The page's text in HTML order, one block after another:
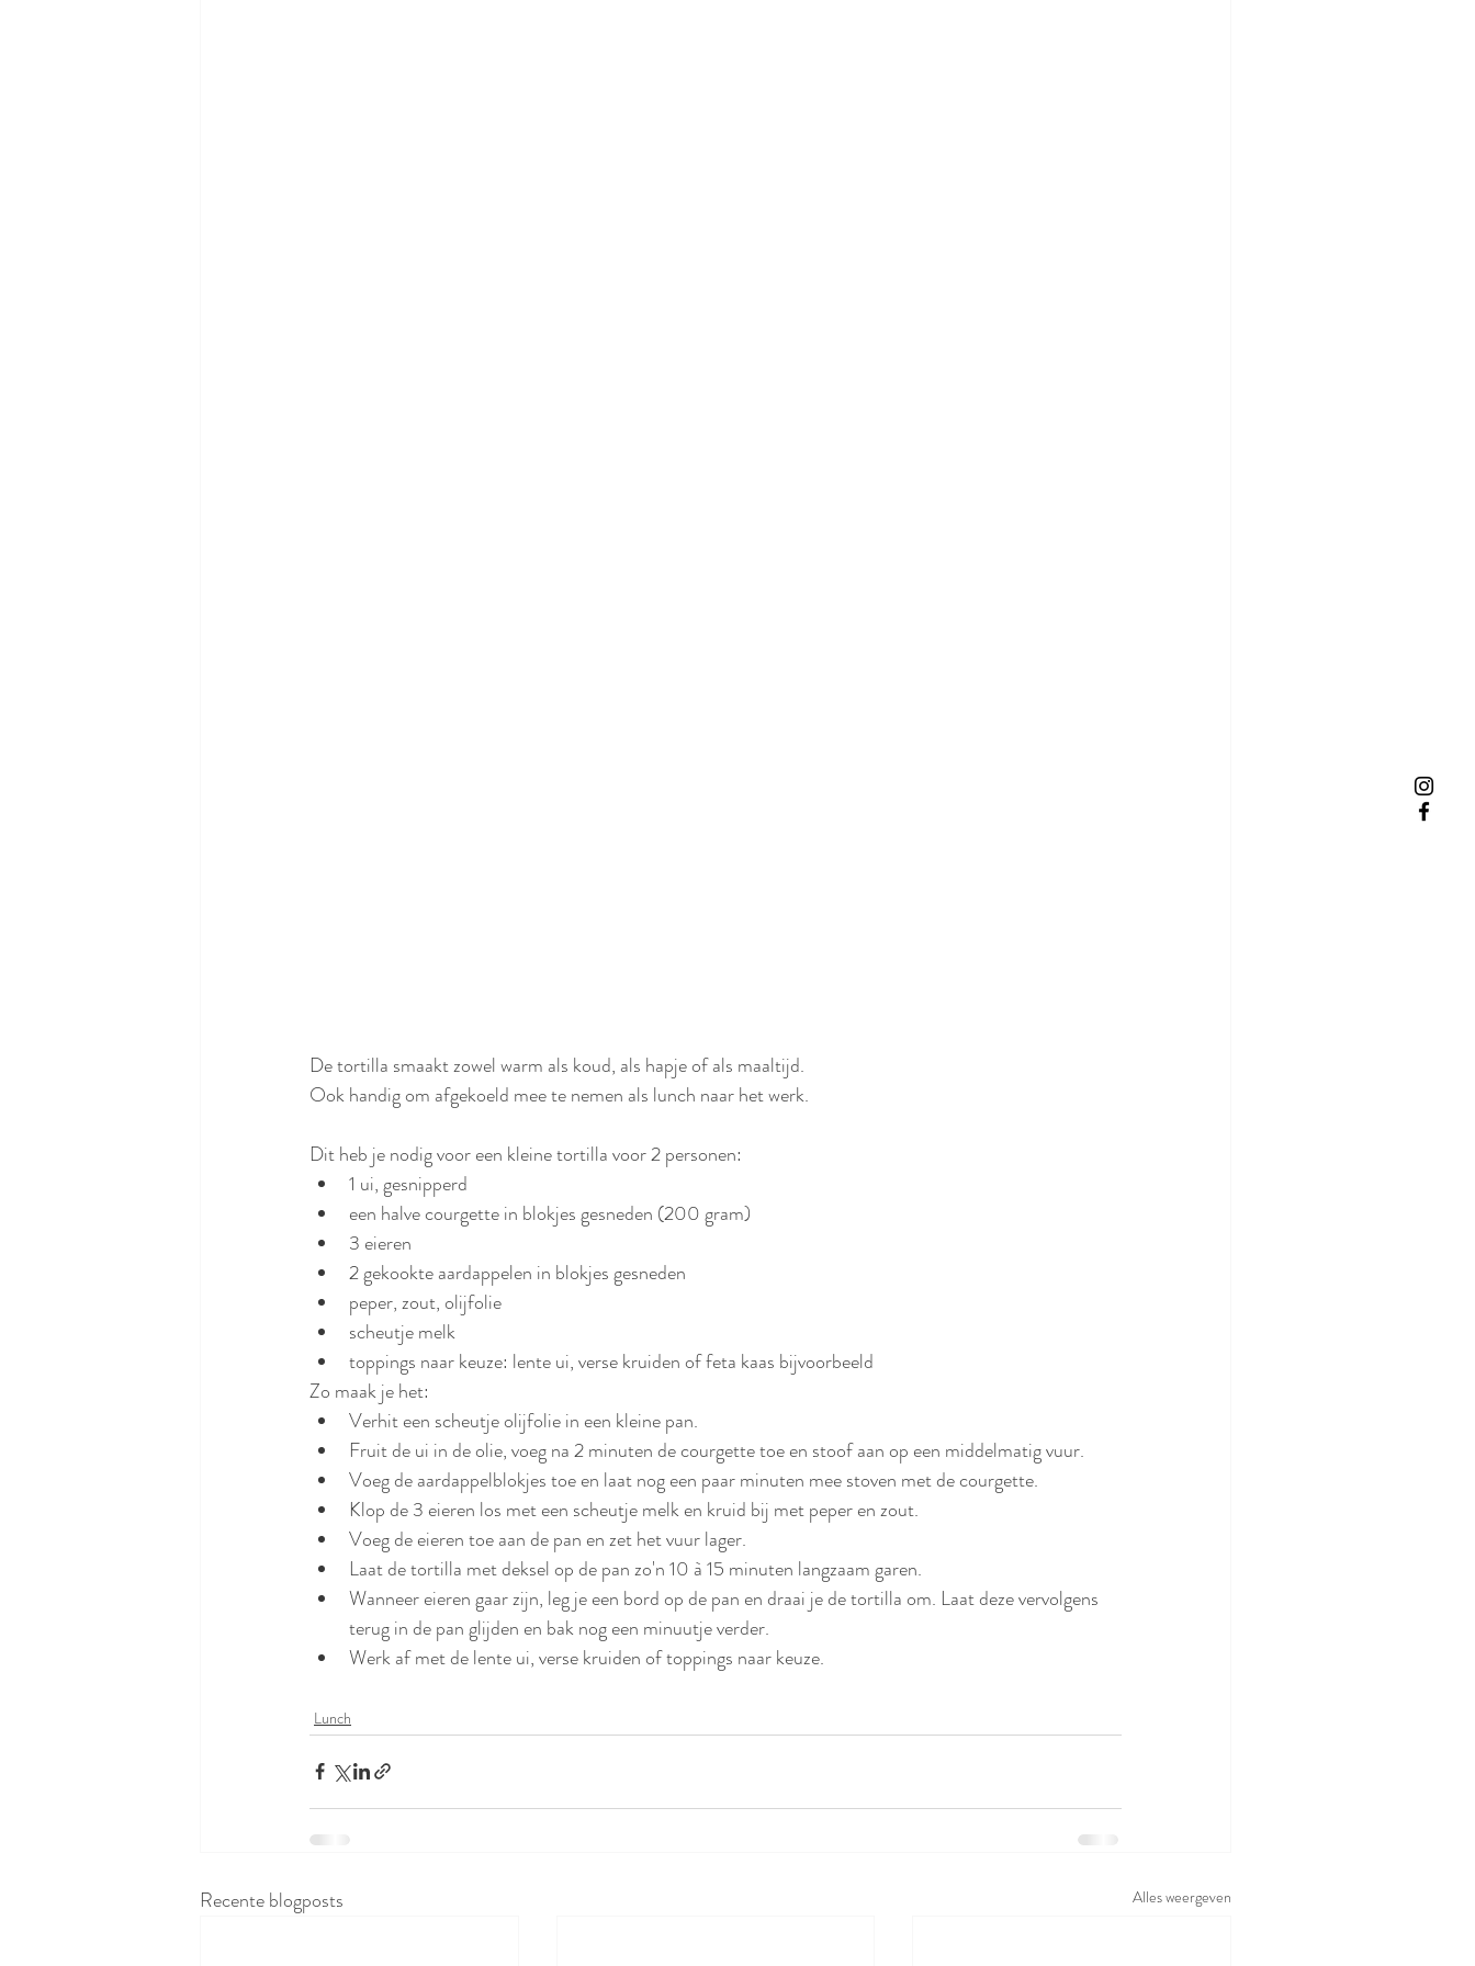
De tortilla smaakt zowel warm als koud, als hapje of als maaltijd.
Ook handig om afgekoeld mee te nemen als lunch naar het werk.
Dit heb je nodig voor een kleine tortilla voor 2 personen:
1 ui, gesnipperd
een halve courgette in blokjes gesneden (200 gram)
3 eieren
2 gekookte aardappelen in blokjes gesneden
peper, zout, olijfolie
scheutje melk
toppings naar keuze: lente ui, verse kruiden of feta kaas bijvoorbeeld
Zo maak je het:
Verhit een scheutje olijfolie in een kleine pan.
Fruit de ui in de olie, voeg na 2 minuten de courgette toe en stoof aan op een middelmatig vuur.
Voeg de aardappelblokjes toe en laat nog een paar minuten mee stoven met de courgette.
Klop de 3 eieren los met een scheutje melk en kruid bij met peper en zout.
Voeg de eieren toe aan de pan en zet het vuur lager.
Laat de tortilla met deksel op de pan zo'n 10 à 15 minuten langzaam garen.
Wanneer eieren gaar zijn, leg je een bord op de pan en draai je de tortilla om. Laat deze vervolgens
terug in de pan glijden en bak nog een minuutje verder.
Werk af met de lente ui, verse kruiden of toppings naar keuze.
Lunch
Recente blogposts Alles weergeven